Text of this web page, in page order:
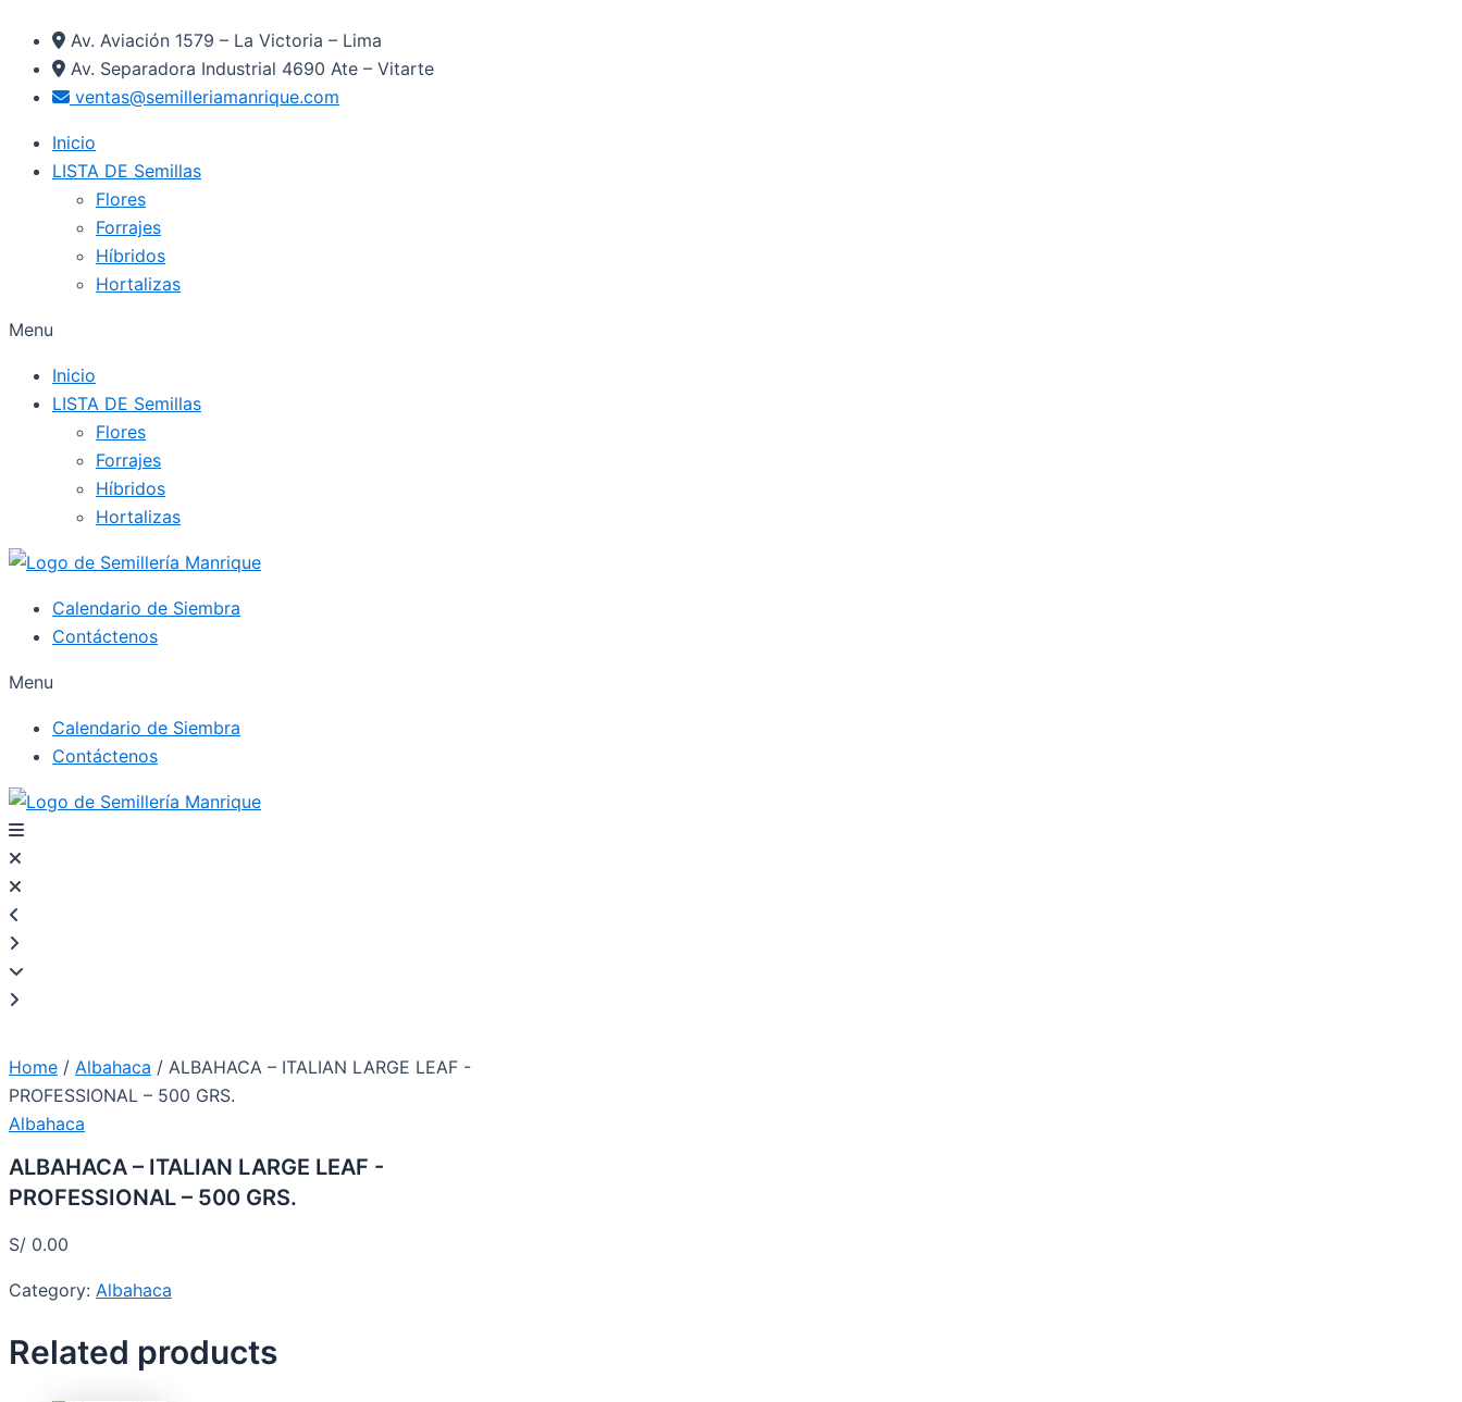
contenido
Av. Aviación 1579 – La Victoria – Lima
Av. Separadora Industrial 4690 Ate – Vitarte
ventas@semilleriamanrique.com
Inicio
LISTA DE Semillas
Flores
Forrajes
Híbridos
Hortalizas
Menu
Inicio
LISTA DE Semillas
Flores
Forrajes
Híbridos
Hortalizas
Calendario de Siembra
Contáctenos
Menu
Calendario de Siembra
Contáctenos
Home / Albahaca / ALBAHACA – ITALIAN LARGE LEAF -
PROFESSIONAL – 500 GRS.
Albahaca
ALBAHACA – ITALIAN LARGE LEAF -
PROFESSIONAL – 500 GRS.
S/ 0.00
Category: Albahaca
Related products